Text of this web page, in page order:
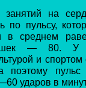
на
по пульсу,
в среднем
— 80. У
и спортом
поэтому
ударов в